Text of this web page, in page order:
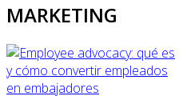
MARKETING